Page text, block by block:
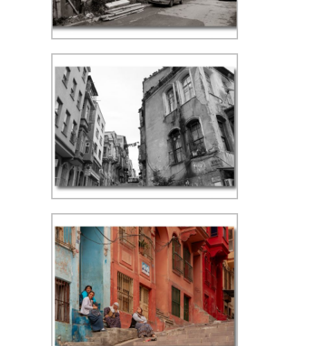
f/16, 3.2 sec, 24 mm, WB zonnig.
Camera op tafelstatief op de
grond geplaatst.
Kumkapi - ISO 400, f/8 1/125 sec,
24 mm, WB schaduw